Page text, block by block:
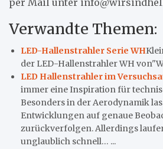
Verwandte Themen:
LED-Hallenstrahler Serie WH
der LED-Hallenstrahler WH
LED Hallenstrahler im
immer eine Inspiration für
Besonders in der Aerodynamik
Entwicklungen auf genaue
zurückverfolgen. Allerdings
unglaublich schnell… ...